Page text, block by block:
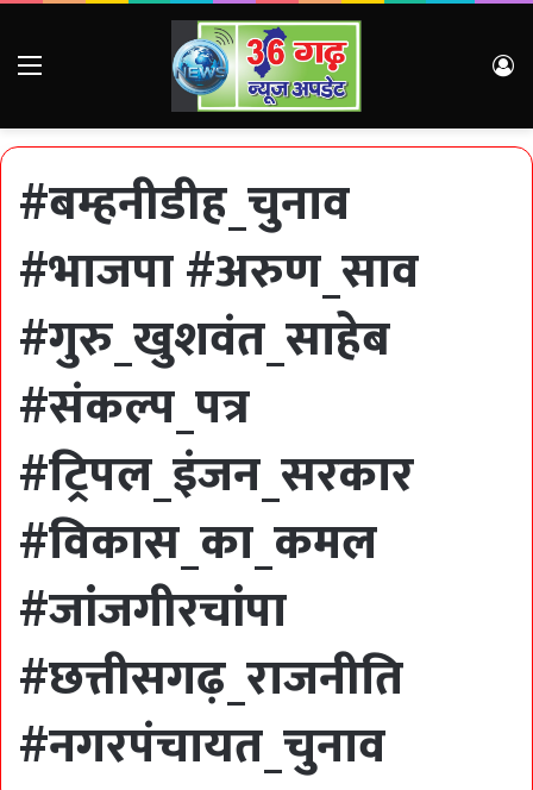
Menu
#बम्हनीडीह_चुनाव
#भाजपा #अरुण_साव
#गुरु_खुशवंत_साहेब
#संकल्प_पत्र
#ट्रिपल_इंजन_सरकार
#विकास_का_कमल
#जांजगीरचांपा
#छत्तीसगढ़_राजनीति
#नगरपंचायत_चुनाव